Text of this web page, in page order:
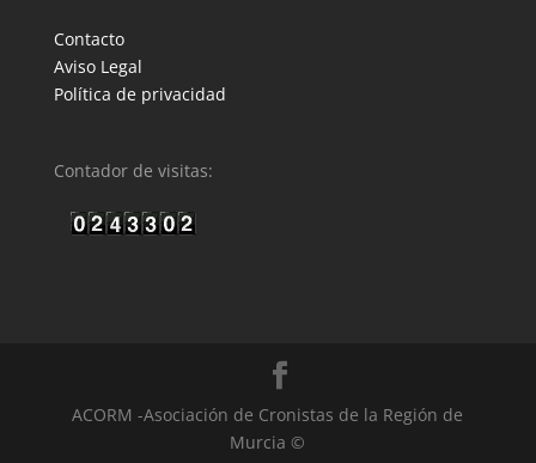
Contacto
Aviso Legal
Política de privacidad
Contador de visitas:
ACORM -Asociación de Cronistas de la Región de
Murcia ©